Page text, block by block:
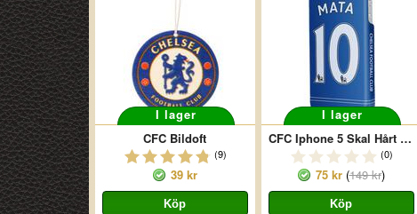
I lager
CFC Bildoft
(9)
39 kr
I lager
CFC Iphone 5 Skal Hårt Mata
(0)
75 kr(149 kr)